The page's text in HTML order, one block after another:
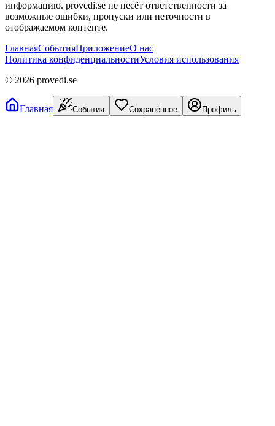
информацию. provedi.se не несёт ответственности за
возможные ошибки, пропуски или неточности в
отображаемом контенте.
ГлавнаяСобытияПриложениеО нас
Политика конфиденциальностиУсловия использования
© 2026 provedi.se
Главная События Сохранённое Профиль